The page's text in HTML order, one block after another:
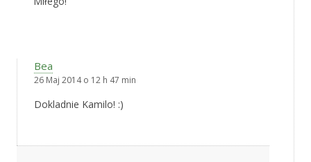
Bea
26 Maj 2014 o 12 h 47 min
Dokladnie Kamilo! :)